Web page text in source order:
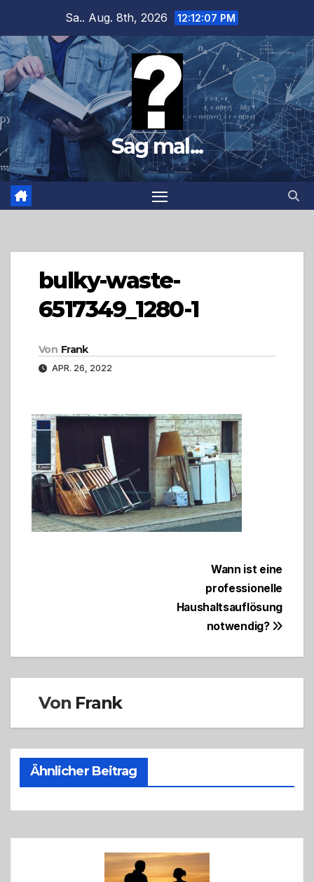
springen
Sa.. Aug. 8th, 2026 12:12:08 PM
Sag mal...
bulky-waste-
6517349_1280-1
Von Frank
APR. 26, 2022
BeitragsnavigationWann ist eine
professionelle
Haushaltsauflösung
notwendig?
Von Frank
Ähnlicher Beitrag